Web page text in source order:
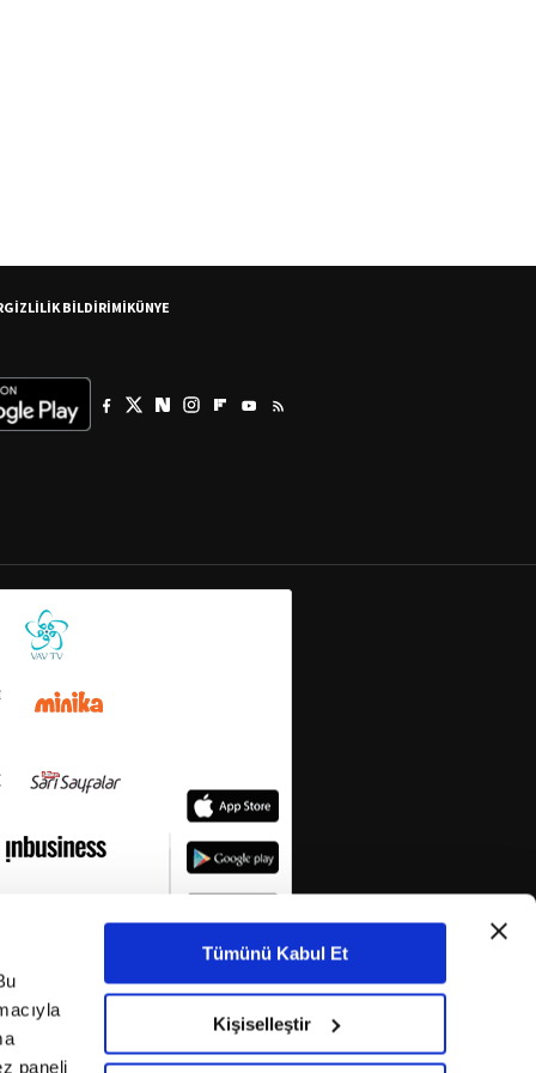
paneli
Tümünü Kabul Et
Kişiselleştir
GİZLİLİK BİLDİRİMİKÜNYE